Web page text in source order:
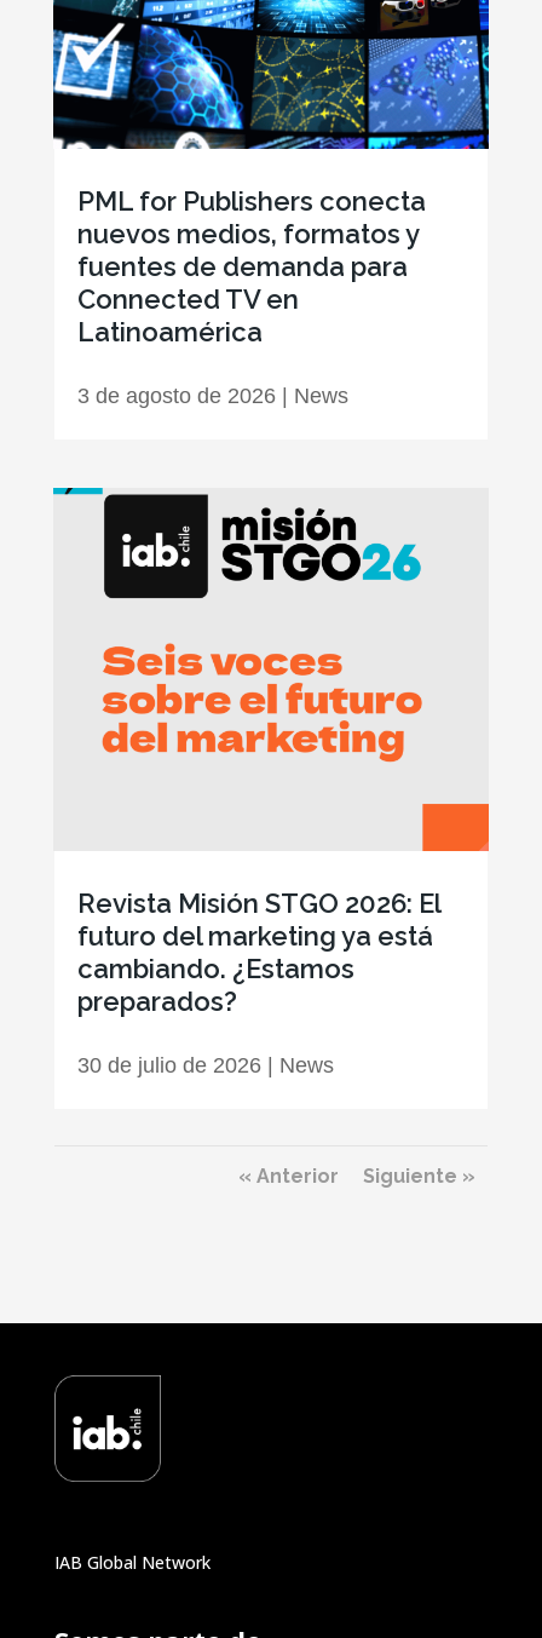
PML for Publishers conecta
nuevos medios, formatos y
fuentes de demanda para
Connected TV en
Latinoamérica
3 de agosto de 2026| News
Revista Misión STGO 2026: El
futuro del marketing ya está
cambiando. ¿Estamos
preparados?
30 de julio de 2026| News
« Anterior Siguiente »
IAB Global Network